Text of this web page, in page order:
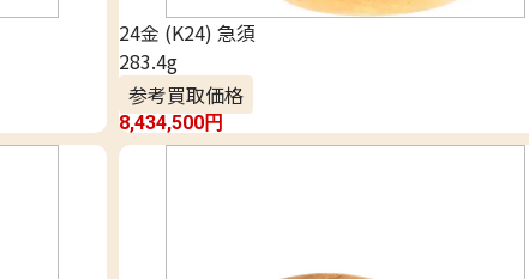
24金 (K24) 急須
283.4g
参考買取価格
8,434,500円